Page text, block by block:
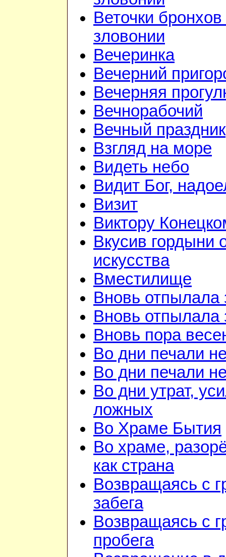
Веточки
зловонии
Вечеринка
Вечерний
Вечерняя
Вечнорабочий
Вечный праздник
Взгляд на море
Видеть небо
Видит Бог,
Визит
Виктору
Вкусив гордыни
искусства
Вместилище
Вновь отпылала
Вновь отпылала
Вновь пора
Во дни печали
Во дни печали
Во дни утрат,
ложных
Во Храме Бытия
Во храме,
как страна
Возвращаясь с
забега
Возвращаясь с
пробега